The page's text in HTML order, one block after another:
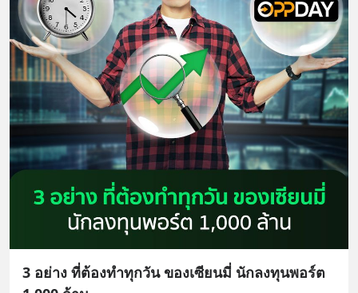
3 อย่าง ที่ต้องทำทุกวัน ของเซียนมี่ นักลงทุนพอร์ต